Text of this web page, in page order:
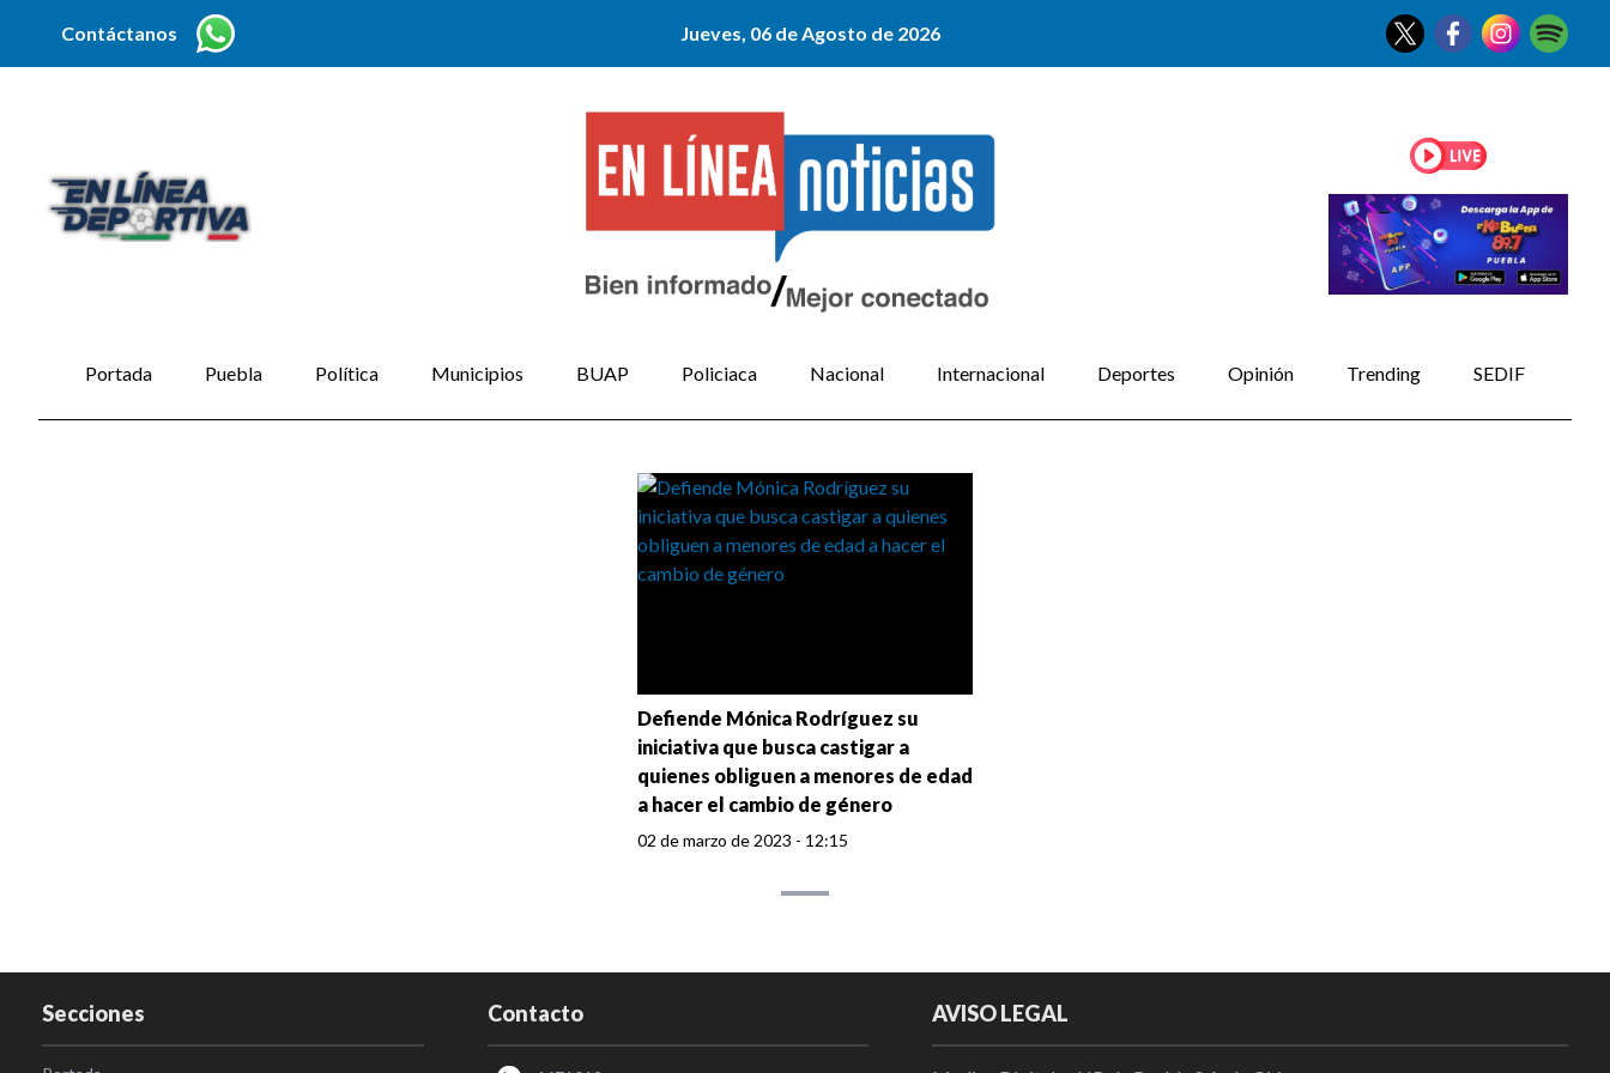
Contáctanos Jueves, 06 de Agosto de 2026
Portada Puebla Política Municipios BUAP Policiaca Nacional Internacional Deportes Opinión Trending SEDIF
Defiende Mónica Rodríguez su
iniciativa que busca castigar a
quienes obliguen a menores de edad
a hacer el cambio de género
02 de marzo de 2023 - 12:15
Secciones Contacto AVISO LEGAL